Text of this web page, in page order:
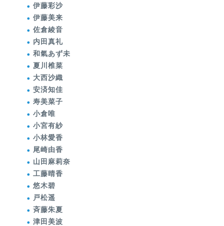
伊藤彩沙
伊藤美来
佐倉綾音
内田真礼
和氣あず未
夏川椎菜
大西沙織
安済知佳
寿美菜子
小倉唯
小宮有紗
小林愛香
尾崎由香
山田麻莉奈
工藤晴香
悠木碧
戸松遥
斉藤朱夏
津田美波